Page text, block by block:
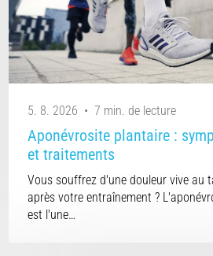
5. 8. 2026 • 7 min. de lecture
Aponévrosite plantaire :
et traitements
Vous souffrez d'une douleur vive au
après votre entraînement ?
est l'une…